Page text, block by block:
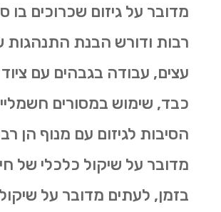
מדובר על גיזום שכרוכים בו
רבות ודורש הבנת התנהגות
עצים, עבודה בגבהים עם
כבד, שימוש במסורים
הסיבות לגיזום עם מנוף הן
מדובר על שיקול כלכלי של
בזמן, לעתים מדובר על